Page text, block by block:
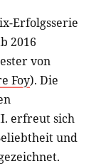
Erfolgsserie
2016
von
Foy). Die
erfreut sich
und